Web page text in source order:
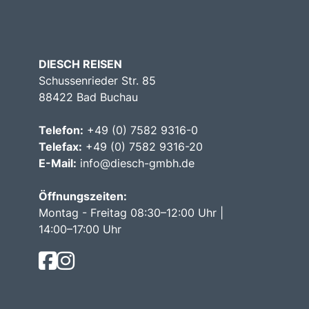
DIESCH REISEN
Schussenrieder Str. 85
88422 Bad Buchau
Telefon: +49 (0) 7582 9316-0
Telefax: +49 (0) 7582 9316-20
E-Mail: info@diesch-gmbh.de
Öffnungszeiten:
Montag - Freitag 08:30–12:00 Uhr |
14:00–17:00 Uhr